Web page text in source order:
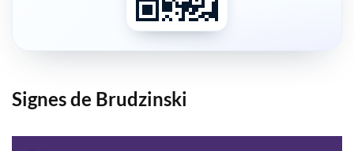
Signes de Brudzinski